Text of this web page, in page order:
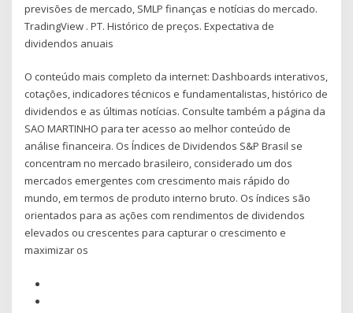
previsões de mercado, SMLP finanças e notícias do mercado.
TradingView . PT. Histórico de preços. Expectativa de
dividendos anuais
O conteúdo mais completo da internet: Dashboards interativos,
cotações, indicadores técnicos e fundamentalistas, histórico de
dividendos e as últimas notícias. Consulte também a página da
SAO MARTINHO para ter acesso ao melhor conteúdo de
análise financeira. Os Índices de Dividendos S&P Brasil se
concentram no mercado brasileiro, considerado um dos
mercados emergentes com crescimento mais rápido do
mundo, em termos de produto interno bruto. Os índices são
orientados para as ações com rendimentos de dividendos
elevados ou crescentes para capturar o crescimento e
maximizar os